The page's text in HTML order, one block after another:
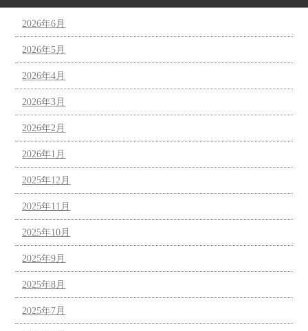
2026年6月
2026年5月
2026年4月
2026年3月
2026年2月
2026年1月
2025年12月
2025年11月
2025年10月
2025年9月
2025年8月
2025年7月